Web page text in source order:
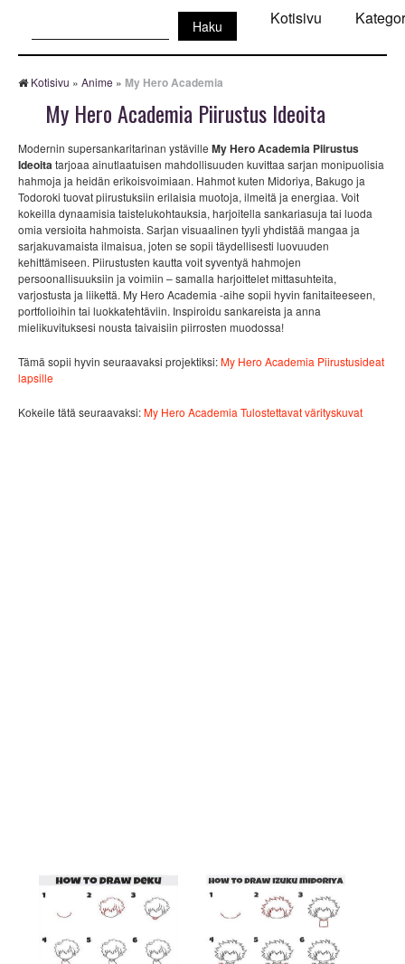
Kotisivu
Kotisivu » Anime » My Hero Academia
My Hero Academia Piirustus Ideoita
Modernin supersankaritarinan ystäville My Hero Academia Piirustus
Ideoitatarjoaa ainutlaatuisen mahdollisuuden kuvittaa sarjan monipuolisia
hahmoja ja heidän erikoisvoimiaan. Hahmot kuten Midoriya, Bakugo ja
Todoroki tuovat piirustuksiin erilaisia muotoja, ilmeitä ja energiaa. Voit
kokeilla dynaamisia taistelukohtauksia, harjoitella sankariasuja tai luoda
omia versioita hahmoista. Sarjan visuaalinen tyyli yhdistää mangaa ja
sarjakuvamaista ilmaisua, joten se sopii täydellisesti luovuuden
kehittämiseen. Piirustusten kautta voit syventyä hahmojen
persoonallisuuksiin ja voimiin – samalla harjoittelet mittasuhteita,
varjostusta ja liikettä. My Hero Academia -aihe sopii hyvin fanitaiteeseen,
portfolioihin tai luokkatehtäviin. Inspiroidu sankareista ja anna
mielikuvituksesi nousta taivaisiin piirrosten muodossa!
Tämä sopii hyvin seuraavaksi projektiksi:My Hero Academia Piirustusideat
lapsille
Kokeile tätä seuraavaksi:My Hero Academia Tulostettavat värityskuvat